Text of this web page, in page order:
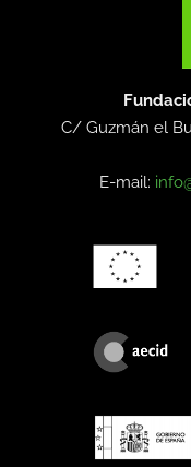
C/ Guzmán el
E-mail: